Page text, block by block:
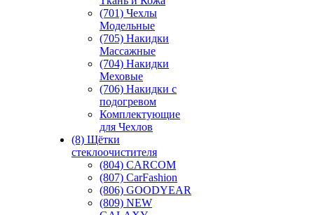
(701) Чехлы
Модельные
(705) Накидки
Массажные
(704) Накидки
Меховые
(706) Накидки с
подогревом
Комплектующие
для Чехлов
(8) Щётки
стеклоочистителя
(804) CARCOM
(807) CarFashion
(806) GOODYEAR
(809) NEW